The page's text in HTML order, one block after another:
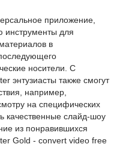
приложение,
инструменты для
в
носители. С
энтузиасты также смогут
например,
на специфических
качественные слайд-шоу
из понравившихся
Gold - convert video free